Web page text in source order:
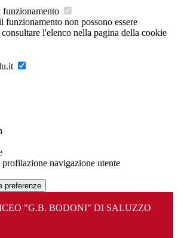
funzionamento
funzionamento non possono essere
l'elenco nella pagina della cookie
navigazione utente
preferenze
"G.B. BODONI" DI SALUZZO